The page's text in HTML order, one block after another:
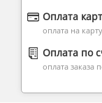
Оплата
оплата на
Оплата по
оплата заказа